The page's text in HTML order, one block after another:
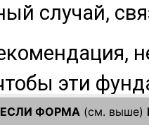
ЕСЛИ ФОРМА (см. выше)